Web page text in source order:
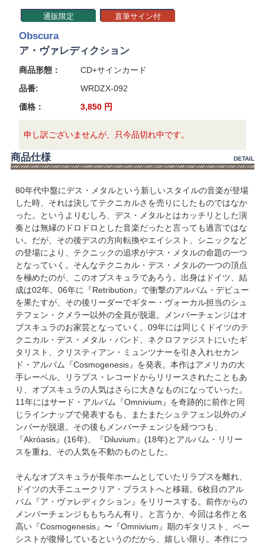
通販限定 直筆サイン付
Obscura
ア・ヴァレディクション
商品形態：
CD+サインカード
品番:
WRDZX-092
価格：
3,850 円
申し訳ございませんが、只今品切れ中です。
商品仕様 DETAIL
80年代中盤にデス・メタルという新しいスタイルの音楽が登場
した時、それは決してテクニカルさを売りにしたものではなか
った。というよりむしろ、デス・メタルとはカッチリとした演
奏とは無縁のドロドロとした音楽だったと言っても過言ではな
い。だが、その後デスの方向転換やエイシスト、シニックなど
の登場により、テクニックの追求がデス・メタルの命題の一つ
となっていく。そんなテクニカル・デス・メタルの一つの頂点
を極めたのが、このオブスキュラであろう。出身はドイツ、結
成は02年。06年に『Retribution』で衝撃のアルバム・デビュー
を果たすが、その後リーダーでギター・ヴォーカル担当のシュ
テフェン・クメラー以外の全員が脱退。メンバーチェンジはオ
ブスキュラのお家芸となっていく。09年には同じくドイツのテ
クニカル・デス・メタル・バンド、ネクロファジストにいたギ
タリスト、クリスティアン・ミュンツナーを引き入れセカン
ド・アルバム『Cosmogenesis』を発表。本作はアメリカの大
手レーベル、リラプス・レコードからリリースされたこともあ
り、オブスキュラの人気はさらに大きなものになっていった。
11年にはサード・アルバム『Omnivium』を奇跡的に前作と同
じラインナップで発表するも、またまたシュテフェン以外のメ
ンバーが脱退。その後もメンバーチェンジを経つつも、
『Akróasis』(16年)、『Diluvium』(18年)とアルバム・リリー
スを重ね、その人気を不動のものとした。
そんなオブスキュラが長年ホームとしていたリラプスを離れ、
ドイツの大手ニュークリア・ブラストへと移籍。6枚目のアル
バム『ア・ヴァレディクション』をリリースする。前作からの
メンバーチェンジももちろん有り。と言うか、今回は名作と名
高い『Cosmogenesis』〜『Omnivium』期のギタリスト、ベー
シストが復帰しているというのだから、嬉しい限り。本作につ